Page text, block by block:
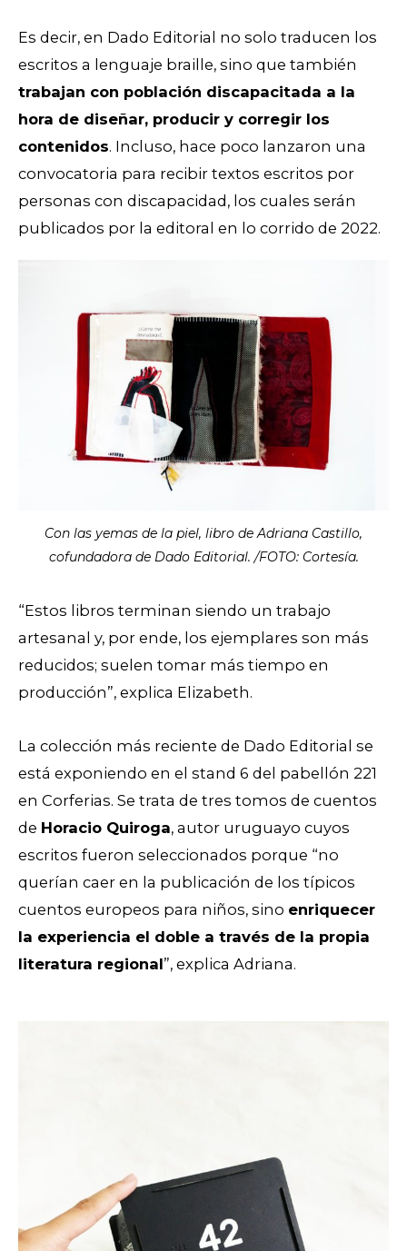
Es decir, en Dado Editorial no solo traducen los
escritos a lenguaje braille, sino que también
trabajan con población discapacitada a la
hora de diseñar, producir y corregir los
contenidos. Incluso, hace poco lanzaron una
convocatoria para recibir textos escritos por
personas con discapacidad, los cuales serán
publicados por la editoral en lo corrido de 2022.
Con las yemas de la piel, libro de Adriana Castillo,
cofundadora de Dado Editorial. /FOTO: Cortesía.
“Estos libros terminan siendo un trabajo
artesanal y, por ende, los ejemplares son más
reducidos; suelen tomar más tiempo en
producción”, explica Elizabeth.
La colección más reciente de Dado Editorial se
está exponiendo en el stand 6 del pabellón 221
en Corferias. Se trata de tres tomos de cuentos
de Horacio Quiroga, autor uruguayo cuyos
escritos fueron seleccionados porque “no
querían caer en la publicación de los típicos
cuentos europeos para niños, sino enriquecer
la experiencia el doble a través de la propia
literatura regional”, explica Adriana.